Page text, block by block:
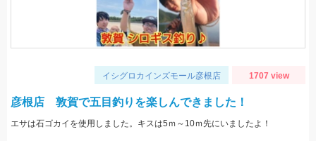
イシグロカインズモール彦根店 1707 view
彦根店 敦賀で五目釣りを楽しんできました！
エサは石ゴカイを使用しました。キスは5ｍ～10ｍ先にいましたよ！